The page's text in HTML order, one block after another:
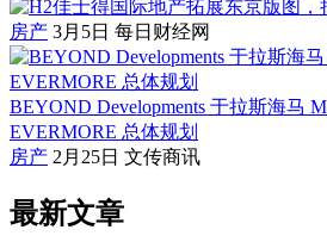
房产 3月5日 每日财经网
BEYOND Developments 于拉斯海马
EVERMORE 总体规划
房产 2月25日 文传商讯
最新文章